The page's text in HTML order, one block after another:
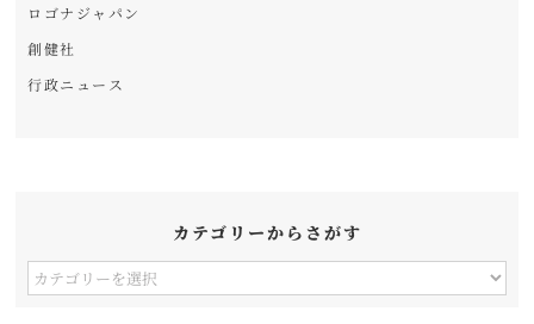
ロゴナジャパン
創健社
行政ニュース
カテゴリーからさがす
カ